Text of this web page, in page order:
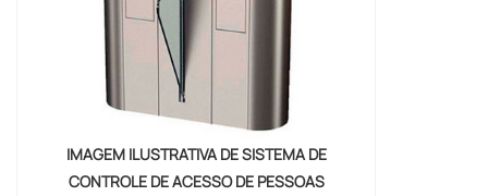
IMAGEM ILUSTRATIVA DE SISTEMA DE
CONTROLE DE ACESSO DE PESSOAS